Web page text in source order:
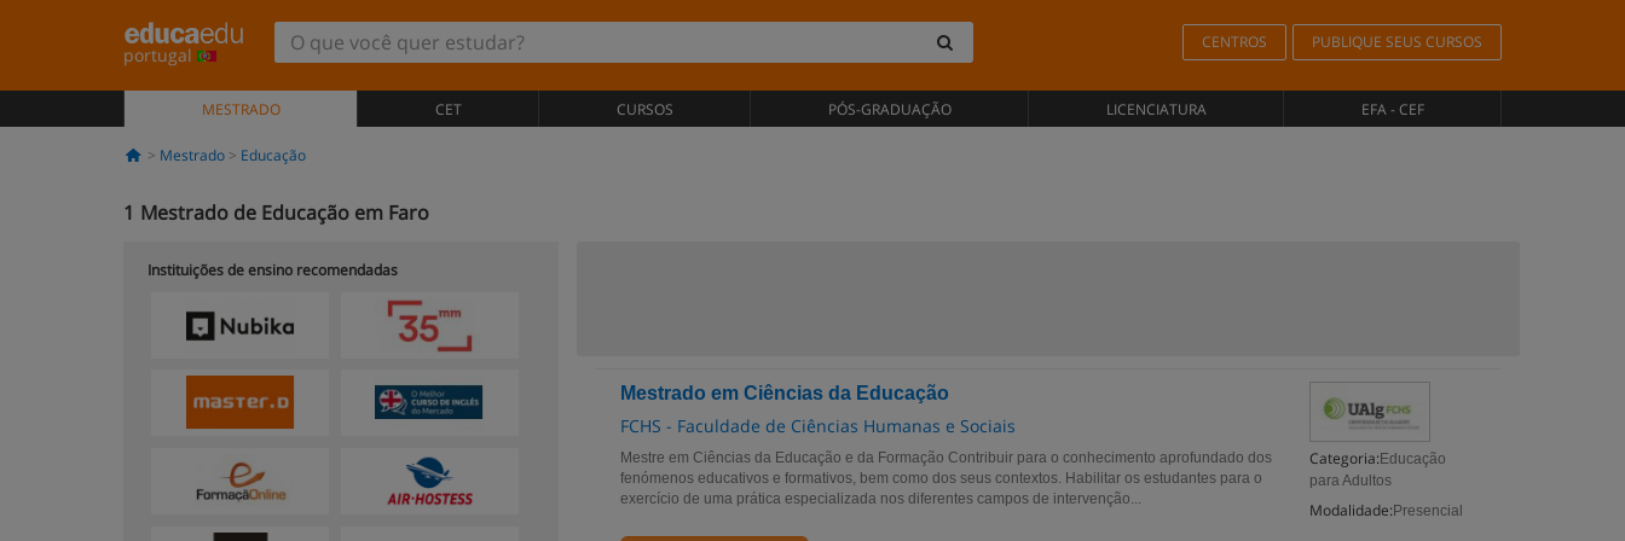
portugal
CENTROS PUBLIQUE SEUS CURSOS
MESTRADO CET CURSOS PÓS-GRADUAÇÃO LICENCIATURA EFA - CEF
Mestrado Educação
1 Mestrado de Educação em Faro
Mestrado em Ciências da Educação
FCHS - Faculdade de Ciências Humanas e Sociais
Categoria: Educação
para Adultos
Modalidade: Presencial
Mestre em Ciências da Educação e da Formação Contribuir para o conhecimento aprofundado dos
fenómenos educativos e formativos, bem como dos seus contextos. Habilitar os estudantes para o
exercício de uma prática especializada nos diferentes campos de intervenção...
Instituições de ensino recomendadas